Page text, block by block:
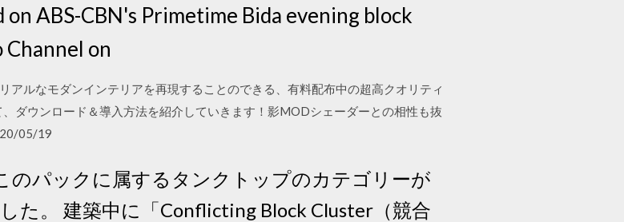
ABS-CBN's Primetime Bida evening block
on
ルなモダンインテリアを再現することのできる、有料配布中の超高クオリティ
ダウンロード＆導入方法を紹介していきます！影MODシェーダーとの相性も抜
05/19
のパックに属するタンクトップのカテゴリーが
た。 建築中に「Conflicting Block Cluster（競合